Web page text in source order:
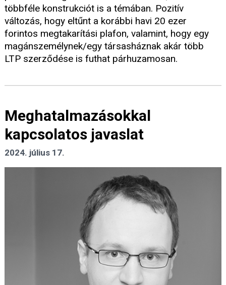
többféle konstrukciót is a témában. Pozitív
változás, hogy eltűnt a korábbi havi 20 ezer
forintos megtakarítási plafon, valamint, hogy egy
magánszemélynek/egy társasháznak akár több
LTP szerződése is futhat párhuzamosan.
Meghatalmazásokkal
kapcsolatos javaslat
2024. július 17.